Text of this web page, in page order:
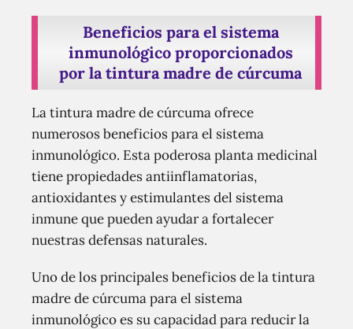
Beneficios para el sistema
inmunológico proporcionados
por la tintura madre de cúrcuma
La tintura madre de cúrcuma ofrece
numerosos beneficios para el sistema
inmunológico. Esta poderosa planta medicinal
tiene propiedades antiinflamatorias,
antioxidantes y estimulantes del sistema
inmune que pueden ayudar a fortalecer
nuestras defensas naturales.
Uno de los principales beneficios de la tintura
madre de cúrcuma para el sistema
inmunológico es su capacidad para reducir la